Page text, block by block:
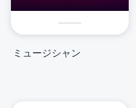
ミュージシャン